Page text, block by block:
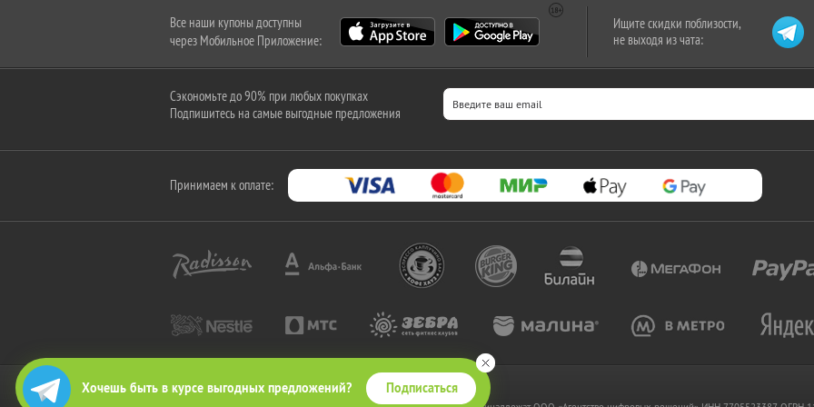
Хочешь быть в курсе выгодных предложений? Подписаться
Все наши купоны доступны
через Мобильное Приложение:
Ищите скидки поблизости,
не выходя из чата:
Сэкономьте до 90% при любых покупках
Подпишитесь на самые выгодные предложения
Принимаем к оплате:
2010-2026 © КупиКупон. Все права защищены.